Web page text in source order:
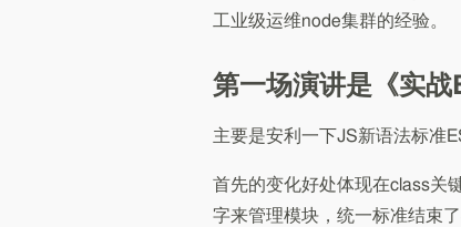
工业级运维node集群的经验。
第一场演讲是《实战
主要是安利一下JS新语法标准
首先的变化好处体现在class关
字来管理模块，统一标准结束